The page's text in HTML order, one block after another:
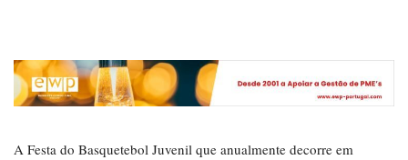
A Festa do Basquetebol Juvenil que anualmente decorre em